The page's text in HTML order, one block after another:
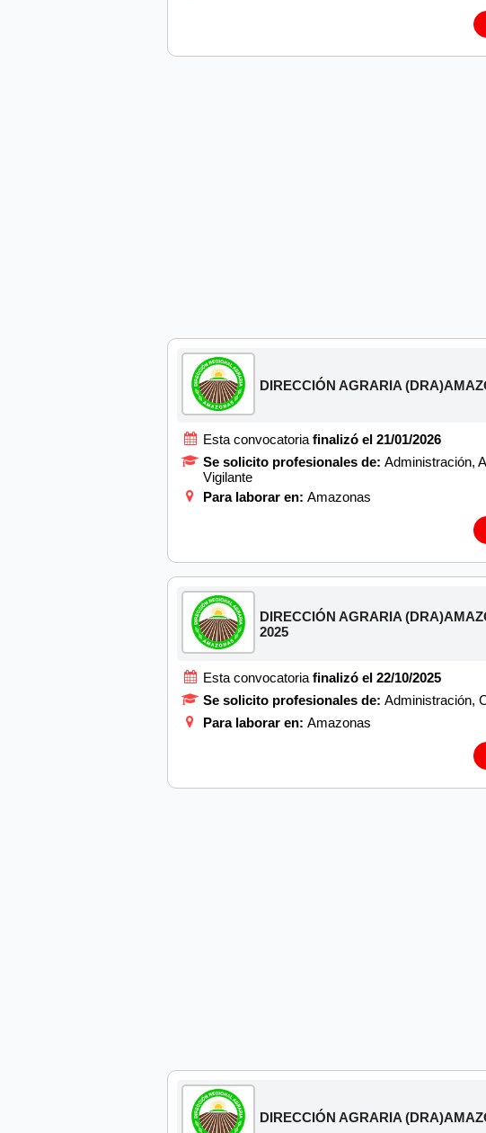
DIRECCIÓN AGRARIA
Esta convocatoriafinalizó el 21/01/2026
Se solicito profesionales de: Administración,
Vigilante
Para laborar en: Amazonas
DIRECCIÓN AGRARIA
2025
Esta convocatoria finalizó el 22/10/2025
Se solicito profesionales de: Administración,
Para laborar en: Amazonas
DIRECCIÓN AGRARIA